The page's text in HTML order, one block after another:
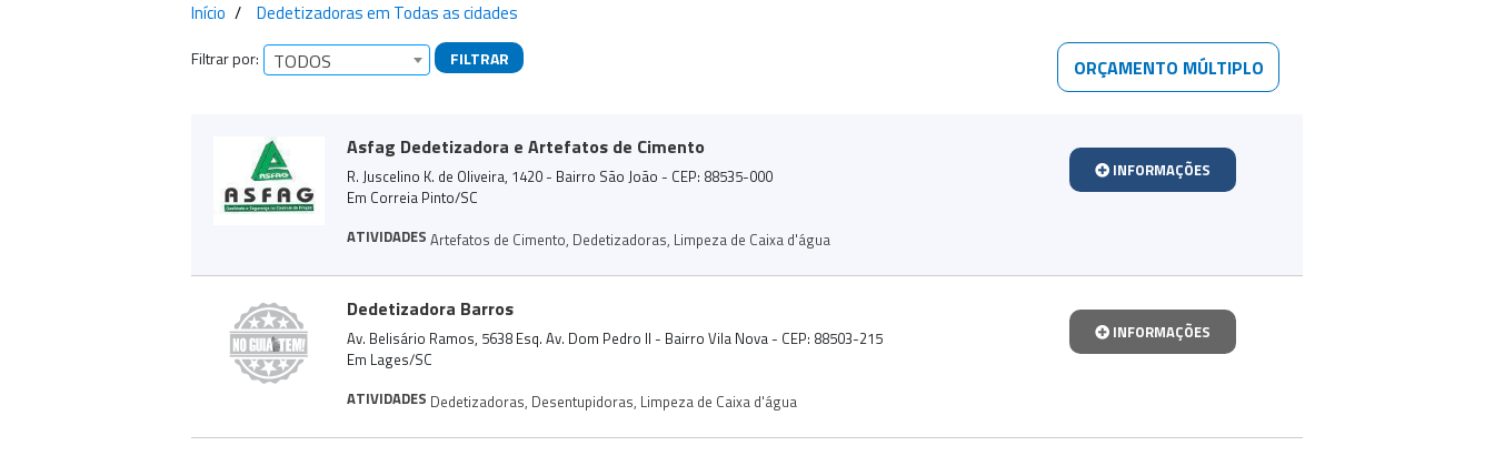
Início Dedetizadoras em Todas as cidades
Filtrar por: TODOS FILTRAR ORÇAMENTO MÚLTIPLO
Asfag Dedetizadora e Artefatos de Cimento
R. Juscelino K. de Oliveira, 1420 - Bairro São João - CEP: 88535-000
Em Correia Pinto/SC
ATIVIDADES Artefatos de Cimento, Dedetizadoras, Limpeza de Caixa d'água
INFORMAÇÕES
Dedetizadora Barros
Av. Belisário Ramos, 5638 Esq. Av. Dom Pedro II - Bairro Vila Nova - CEP: 88503-215
Em Lages/SC
ATIVIDADES Dedetizadoras, Desentupidoras, Limpeza de Caixa d'água
INFORMAÇÕES